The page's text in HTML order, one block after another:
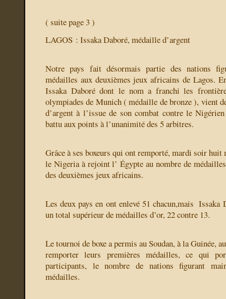
( suite page 3 )
LAGOS : Issaka Daboré, médaille d’argent
Notre pays fait désormais partie des nations
médailles aux deuxièmes jeux africains de Lagos.
Issaka Daboré dont le nom a franchi les
olympiades de Munich ( médaille de bronze ), vient
d’argent à l’issue de son combat contre le
battu aux points à l’unanimité des 5 arbitres.
Grâce à ses boxeurs qui ont remporté, mardi soir
le Nigeria à rejoint l’ Égypte au nombre de
des deuxièmes jeux africains.
Les deux pays en ont enlevé 51 chacun,mais Issaka
un total supérieur de médailles d’or, 22 contre 13.
Le tournoi de boxe a permis au Soudan, à la Guinée,
remporter leurs premières médailles, ce qui
participants, le nombre de nations figurant
médailles.